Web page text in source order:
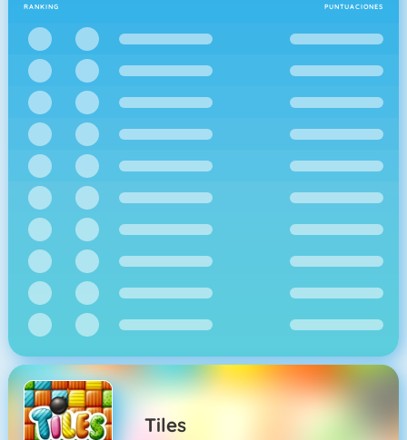
RANKING PUNTUACIONES
Tiles